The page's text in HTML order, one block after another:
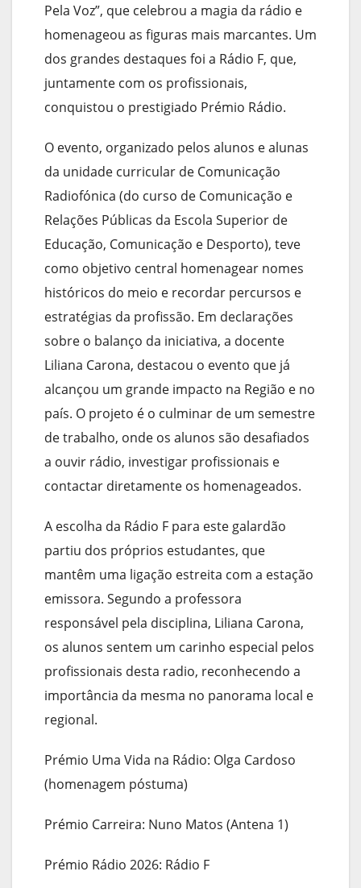
Pela Voz”, que celebrou a magia da rádio e
homenageou as figuras mais marcantes. Um
dos grandes destaques foi a Rádio F, que,
juntamente com os profissionais,
conquistou o prestigiado Prémio Rádio.
O evento, organizado pelos alunos e alunas
da unidade curricular de Comunicação
Radiofónica (do curso de Comunicação e
Relações Públicas da Escola Superior de
Educação, Comunicação e Desporto), teve
como objetivo central homenagear nomes
históricos do meio e recordar percursos e
estratégias da profissão. Em declarações
sobre o balanço da iniciativa, a docente
Liliana Carona, destacou o evento que já
alcançou um grande impacto na Região e no
país. O projeto é o culminar de um semestre
de trabalho, onde os alunos são desafiados
a ouvir rádio, investigar profissionais e
contactar diretamente os homenageados.
A escolha da Rádio F para este galardão
partiu dos próprios estudantes, que
mantêm uma ligação estreita com a estação
emissora. Segundo a professora
responsável pela disciplina, Liliana Carona,
os alunos sentem um carinho especial pelos
profissionais desta radio, reconhecendo a
importância da mesma no panorama local e
regional.
Prémio Uma Vida na Rádio: Olga Cardoso
(homenagem póstuma)
Prémio Carreira: Nuno Matos (Antena 1)
Prémio Rádio 2026: Rádio F